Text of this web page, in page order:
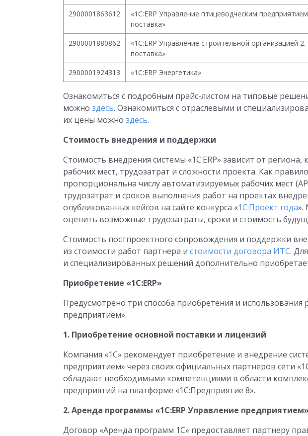
2900001863612
«1С:ERP Управление птицеводческим
поставка»
2900001880862
«1С:ERP Управление строительной организацией
поставка»
2900001924313 «1С:ERP Энергетика»
Ознакомиться с подробным прайс-листом на типовые
можно здесь. Ознакомиться с отраслевыми и
их цены можно здесь.
Стоимость внедрения и поддержки
Стоимость внедрения системы «1С:ERP» зависит от
рабочих мест, трудозатрат и сложности проекта. Как
пропорциональна числу автоматизируемых рабочих мест
трудозатрат и сроков выполнения работ на проектах
опубликованных кейсов на сайте конкурса «1С:Проект года».
оценить возможные трудозатраты, сроки и стоимость
Стоимость постпроектного сопровождения и поддержки
из стоимости работ партнера и стоимости договора ИТС.
и специализированных решений дополнительно
Приобретение «1С:ERP»
Предусмотрено три способа приобретения и использования
предприятием».
1. Приобретение основной поставки и лицензий
Компания «1С» рекомендует приобретение и внедрение
предприятием» через своих официальных партнеров сети
обладают необходимыми компетенциями в области
предприятий на платформе «1С:Предприятие 8».
2. Аренда программы «1С:ERP Управление предприятием»
Договор «Аренда программ 1С» предоставляет партнеру